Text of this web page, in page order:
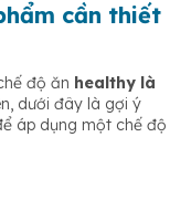
cần thiết
độ ăn healthy là
dưới đây là gợi ý
áp dụng một chế độ